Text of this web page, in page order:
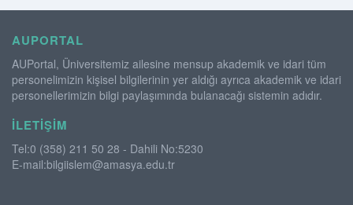
AUPORTAL
AUPortal, Üniversitemiz ailesine mensup akademik ve idari tüm
personelimizin kişisel bilgilerinin yer aldığı ayrıca akademik ve idari
personellerimizin bilgi paylaşımında bulanacağı sistemin adıdır.
İLETIŞIM
Tel:0 (358) 211 50 28 - Dahili No:5230
E-mail:bilgiislem@amasya.edu.tr